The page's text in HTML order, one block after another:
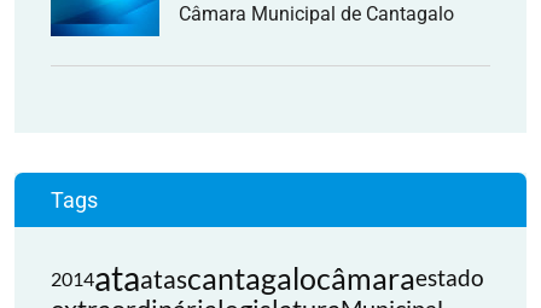
Câmara Municipal de Cantagalo
Tags
2014ataatascantagalocâmaraestado